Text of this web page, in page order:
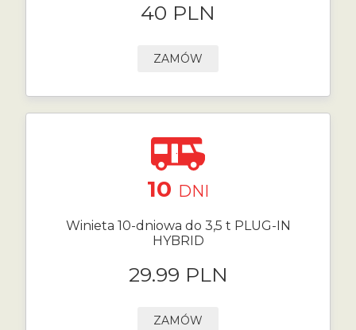
40 PLN
ZAMÓW
10 DNI
Winieta 10-dniowa do 3,5 t PLUG-IN
HYBRID
29.99 PLN
ZAMÓW